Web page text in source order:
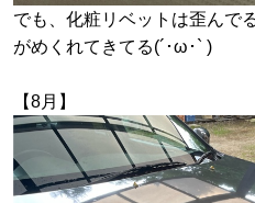
でも、化粧リベットは歪んで
がめくれてきてる(´･ω･` )
【8月】